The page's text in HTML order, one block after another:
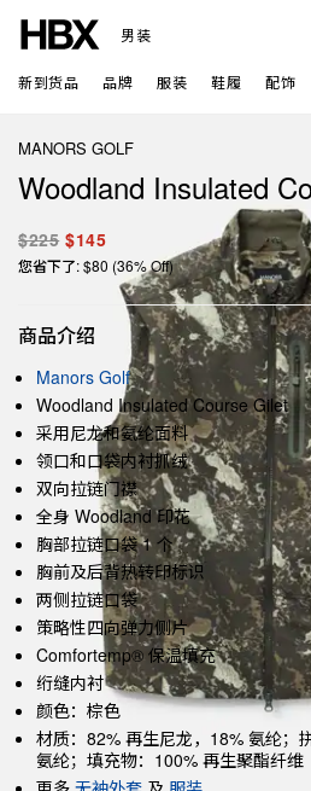
男装
新到货品 品牌 服装 鞋履 配饰
MANORS GOLF
Woodland Insulated
$225 $145
您省下了: $80 (36% Off)
商品介绍
Manors Golf
Woodland Insulated Course Gilet
采用尼龙和氨纶面料
领口和口袋内衬抓绒
双向拉链门襟
全身 Woodland 印花
胸部拉链口袋 1 个
胸前及后背热转印标识
两侧拉链口袋
策略性四向弹力侧片
Comfortemp® 保温填充
绗缝内衬
颜色：棕色
材质：82% 再生尼龙，18% 氨纶；
氨纶；填充物：100% 再生聚酯纤维